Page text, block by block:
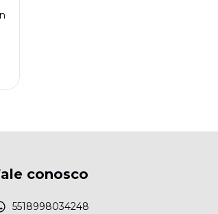
conosco
5518998034248